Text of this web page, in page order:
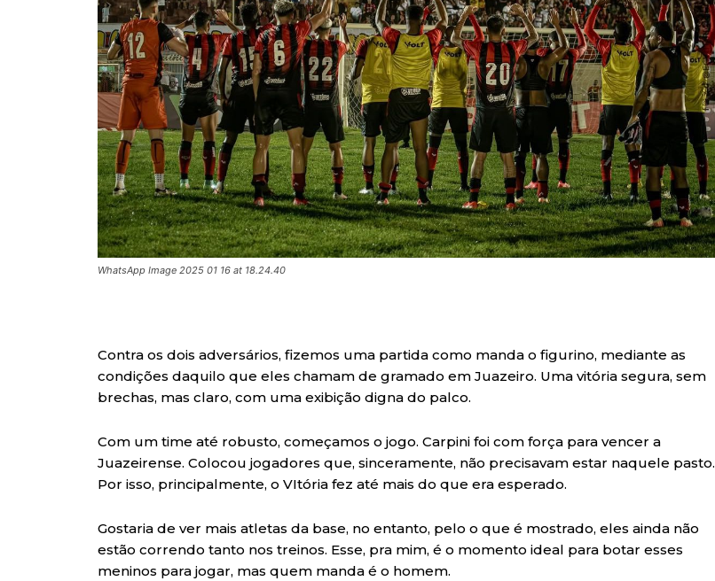
WhatsApp Image 2025 01 16 at 18.24.40
Contra os dois adversários, fizemos uma partida como manda o figurino, mediante as
condições daquilo que eles chamam de gramado em Juazeiro. Uma vitória segura, sem
brechas, mas claro, com uma exibição digna do palco.
Com um time até robusto, começamos o jogo. Carpini foi com força para vencer a
Juazeirense. Colocou jogadores que, sinceramente, não precisavam estar naquele pasto.
Por isso, principalmente, o VItória fez até mais do que era esperado.
Gostaria de ver mais atletas da base, no entanto, pelo o que é mostrado, eles ainda não
estão correndo tanto nos treinos. Esse, pra mim, é o momento ideal para botar esses
meninos para jogar, mas quem manda é o homem.